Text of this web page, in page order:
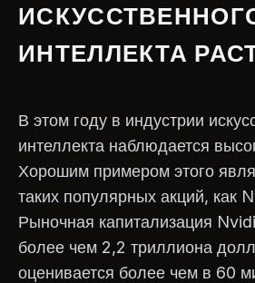
ИНТЕЛЛЕКТА
В этом году в индустрии
интеллекта наблюдается
Хорошим примером этого
таких популярных акций, как
Рыночная капитализация
более чем 2,2 триллиона
оценивается более чем в 60